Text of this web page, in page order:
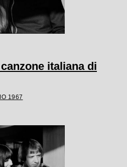
italiana di
1967